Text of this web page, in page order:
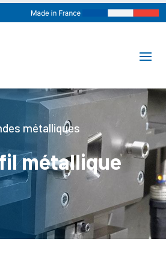
métalliques
métallique